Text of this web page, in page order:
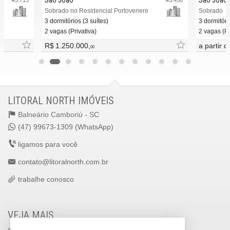
Sobrado no Residencial Portovenere
3 dormitórios (3 suítes)
2 vagas (Privativa)
R$ 1.250.000, 00
Sobrado
3
2 vagas
a partir
LITORAL NORTH IMÓVEIS
Balneário Camboriú - SC
(47) 99673-1309 (WhatsApp)
ligamos para você
contato@litoralnorth.com.br
trabalhe conosco
VEJA MAIS